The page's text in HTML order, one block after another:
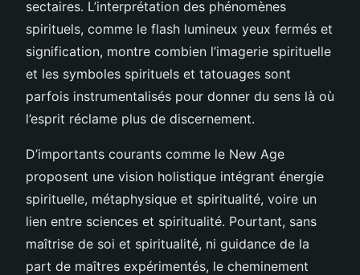
sectaires. L’interprétation des phénomènes
spirituels, comme le flash lumineux yeux fermés et
signification, montre combien l’imagerie spirituelle
et les symboles spirituels et tatouages sont
parfois instrumentalisés pour donner du sens là où
l’esprit réclame plus de discernement.
D’importants courants comme le New Age
proposent une vision holistique intégrant énergie
spirituelle, métaphysique et spiritualité, voire un
lien entre sciences et spiritualité. Pourtant, sans
maîtrise de soi et spiritualité, ni guidance de la
part de maîtres expérimentés, le cheminement